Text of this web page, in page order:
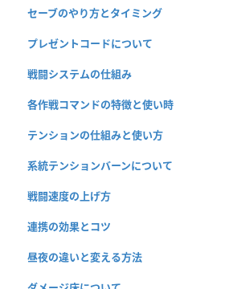
セーブのやり方とタイミング
プレゼントコードについて
戦闘システムの仕組み
各作戦コマンドの特徴と使い時
テンションの仕組みと使い方
系統テンションバーンについて
戦闘速度の上げ方
連携の効果とコツ
昼夜の違いと変える方法